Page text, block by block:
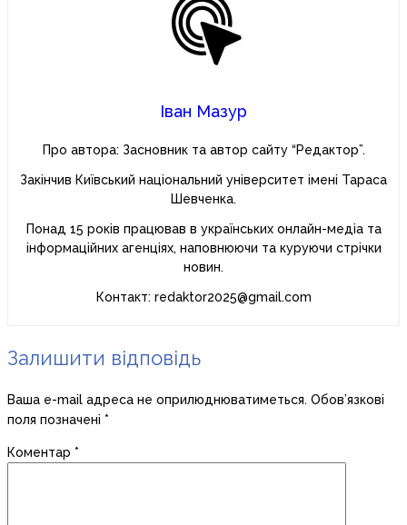
Іван Мазур
Про автора: Засновник та автор сайту “Редактор”.
Закінчив Київський національний університет імені Тараса
Шевченка.
Понад 15 років працював в українських онлайн-медіа та
інформаційних агенціях, наповнюючи та куруючи стрічки
новин.
Контакт: redaktor2025@gmail.com
Залишити відповідь
Ваша e-mail адреса не оприлюднюватиметься. Обов’язкові
поля позначені *
Коментар *